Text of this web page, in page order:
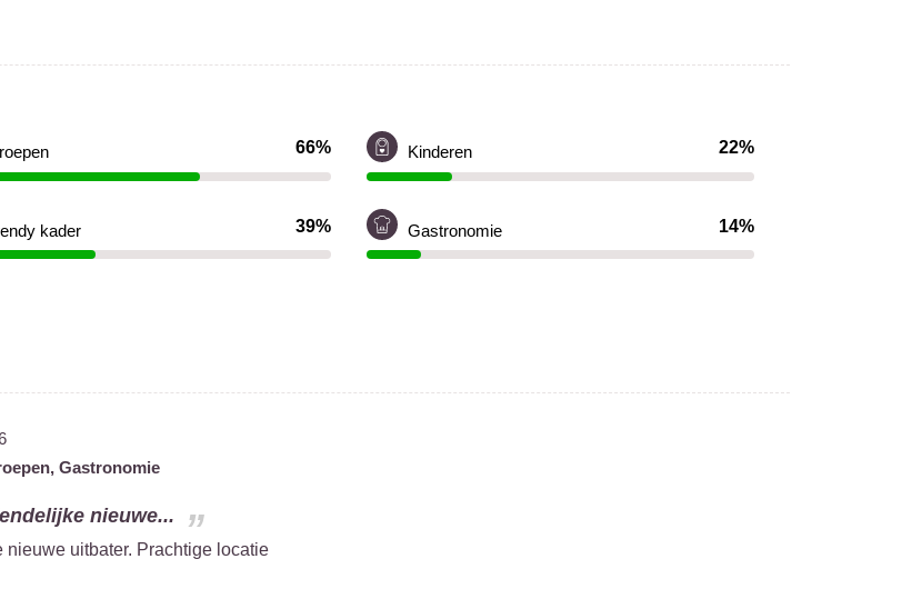
66% Kinderen 22%
kader 39% Gastronomie 14%
Gastronomie
nieuwe...
nieuwe uitbater. Prachtige locatie